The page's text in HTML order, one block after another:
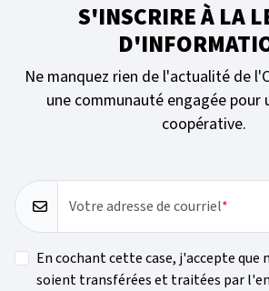
S'INSCRIRE À LA
Ne manquez rien de l'actualité de
une communauté engagée pour
coopérative.
Votre adresse de courriel
En cochant cette case, j'accepte
soient transférées et traitées par